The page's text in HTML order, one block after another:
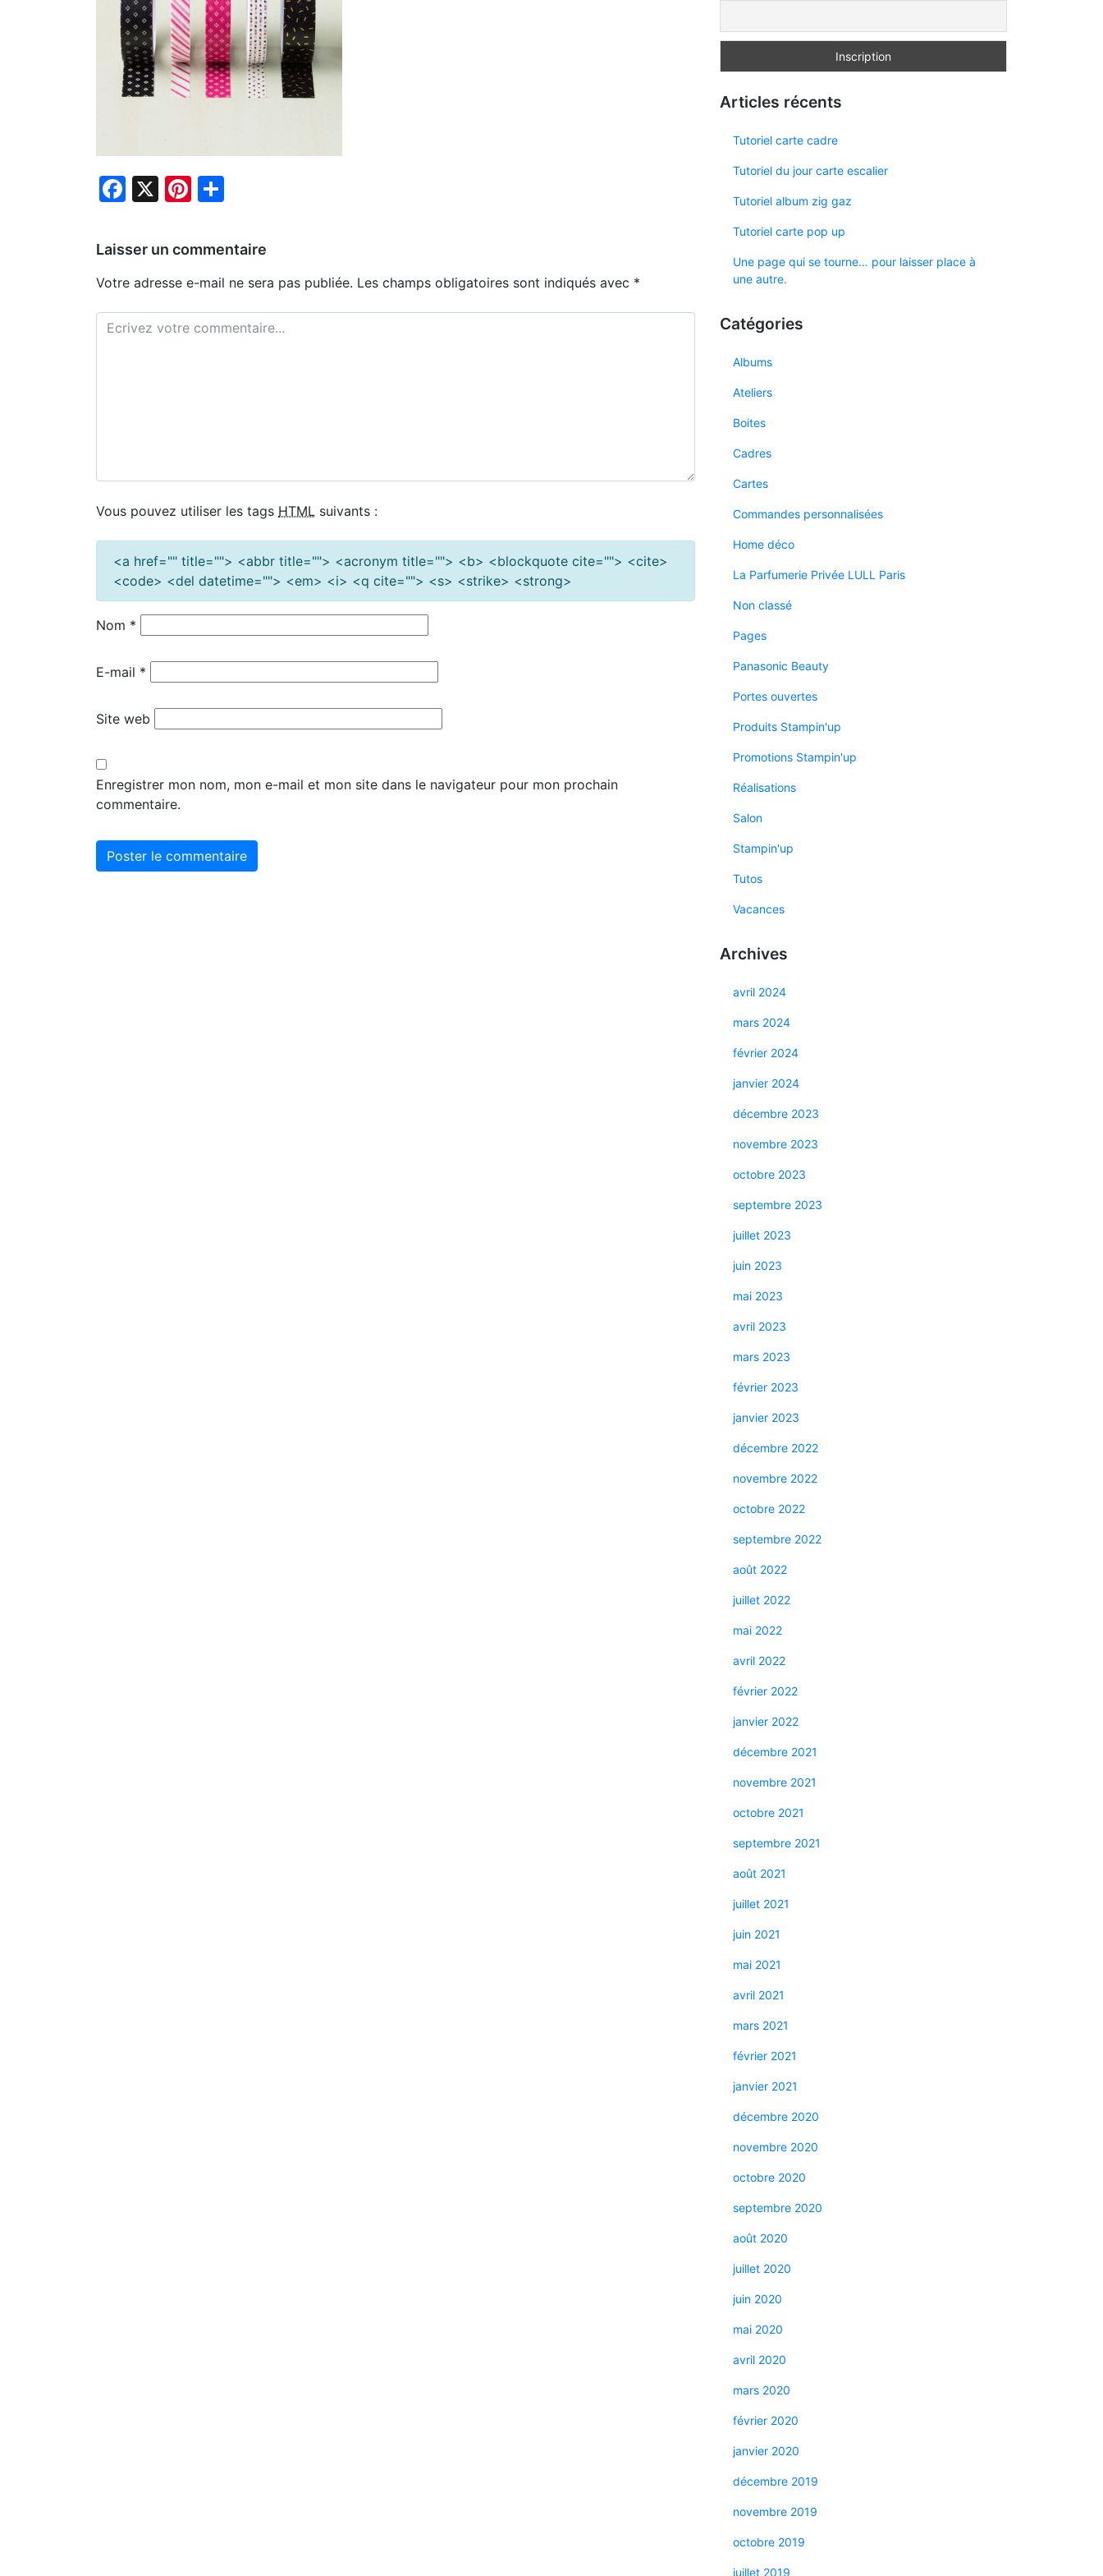
Facebook
X Pinterest
Laisser un commentaire
Votre adresse e-mail ne sera pas publiée. Les champs obligatoires sont indiqués avec *
Vous pouvez utiliser les tags HTML suivants :
<a href="" title=""> <abbr title=""> <acronym title=""> <b> <blockquote cite=""> <cite>
<code> <del datetime=""> <em> <i> <q cite=""> <s> <strike> <strong>
Nom *
E-mail *
Site web
Enregistrer mon nom, mon e-mail et mon site dans le navigateur pour mon prochain
commentaire.
Articles récents
Tutoriel carte cadre
Tutoriel du jour carte escalier
Tutoriel album zig gaz
Tutoriel carte pop up
Une page qui se tourne… pour laisser place à
une autre.
Catégories
Albums
Ateliers
Boites
Cadres
Cartes
Commandes personnalisées
Home déco
La Parfumerie Privée LULL Paris
Non classé
Pages
Panasonic Beauty
Portes ouvertes
Produits Stampin'up
Promotions Stampin'up
Réalisations
Salon
Stampin'up
Tutos
Vacances
Archives
avril 2024
mars 2024
février 2024
janvier 2024
décembre 2023
novembre 2023
octobre 2023
septembre 2023
juillet 2023
juin 2023
mai 2023
avril 2023
mars 2023
février 2023
janvier 2023
décembre 2022
novembre 2022
octobre 2022
septembre 2022
août 2022
juillet 2022
mai 2022
avril 2022
février 2022
janvier 2022
décembre 2021
novembre 2021
octobre 2021
septembre 2021
août 2021
juillet 2021
juin 2021
mai 2021
avril 2021
mars 2021
février 2021
janvier 2021
décembre 2020
novembre 2020
octobre 2020
septembre 2020
août 2020
juillet 2020
juin 2020
mai 2020
avril 2020
mars 2020
février 2020
janvier 2020
décembre 2019
novembre 2019
octobre 2019
juillet 2019